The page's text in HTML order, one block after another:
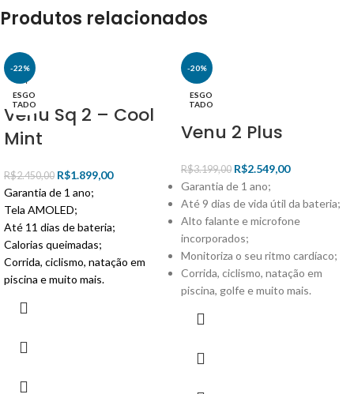
Produtos relacionados
-22%
ESGO
TADO
Venu Sq 2 – Cool
Mint
R$2.450,00 R$1.899,00
Garantia de 1 ano;
Tela AMOLED;
Até 11 dias de bateria;
Calorias queimadas;
Corrida, ciclismo, natação em
piscina e muito mais.
-20%
ESGO
TADO
Venu 2 Plus
R$3.199,00 R$2.549,00
Garantia de 1 ano;
Até 9 dias de vida útil da bateria;
Alto falante e microfone
incorporados;
Monitoriza o seu ritmo cardíaco;
Corrida, ciclismo, natação em
piscina, golfe e muito mais.